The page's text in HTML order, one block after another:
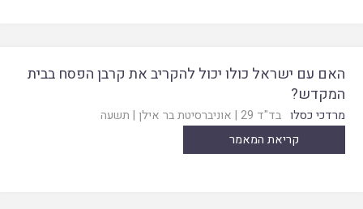
האם עם ישראל כולו יכול להקריב את קרבן הפסח בבית
המקדש?
מרדכי כסלו בד"ד 29 | אוניברסיטת בר אילן | תשעה
קריאת המאמר